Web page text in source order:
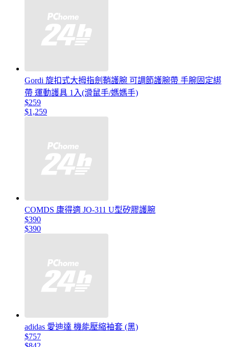
Gordi 旋扣式大拇指劍鞘護腕 可調節護腕帶 手腕固定綁
帶 運動護具 1入(滑鼠手/媽媽手)
$259
$1,259
COMDS 康得適 JO-311 U型矽膠護腕
$390
$390
adidas 愛迪達 機能壓縮袖套 (黑)
$757